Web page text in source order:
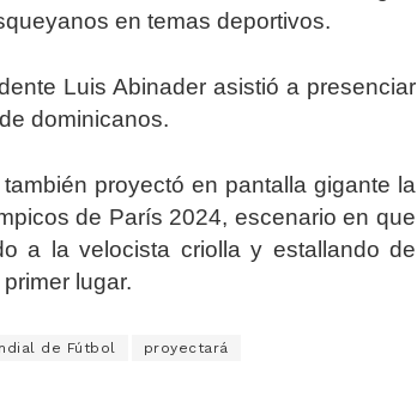
en temas deportivos.
Luis Abinader asistió a presenciar
dominicanos.
proyectó en pantalla gigante la
de París 2024, escenario en que
a la velocista criolla y estallando de
lugar.
de Fútbol proyectará